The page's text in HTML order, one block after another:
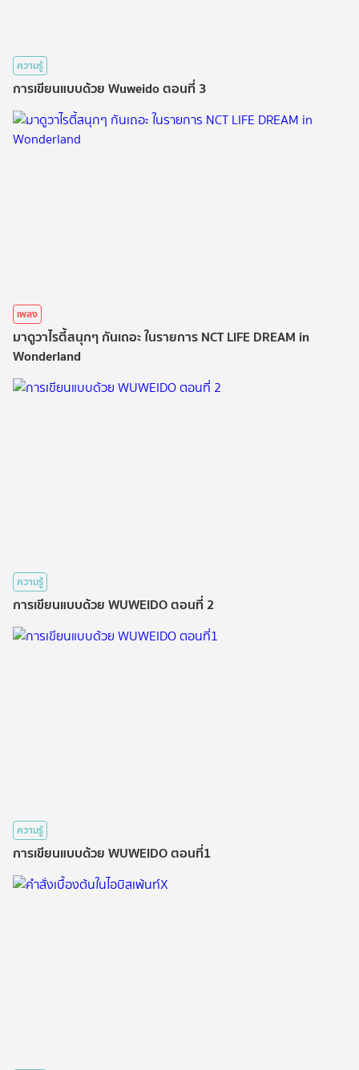
ความรู้
การเขียนแบบด้วย Wuweido ตอนที่ 3
เพลง
มาดูวาไรตี้สนุกๆ กันเถอะ ในรายการ NCT LIFE DREAM in
Wonderland
ความรู้
การเขียนแบบด้วย WUWEIDO ตอนที่ 2
ความรู้
การเขียนแบบด้วย WUWEIDO ตอนที่1